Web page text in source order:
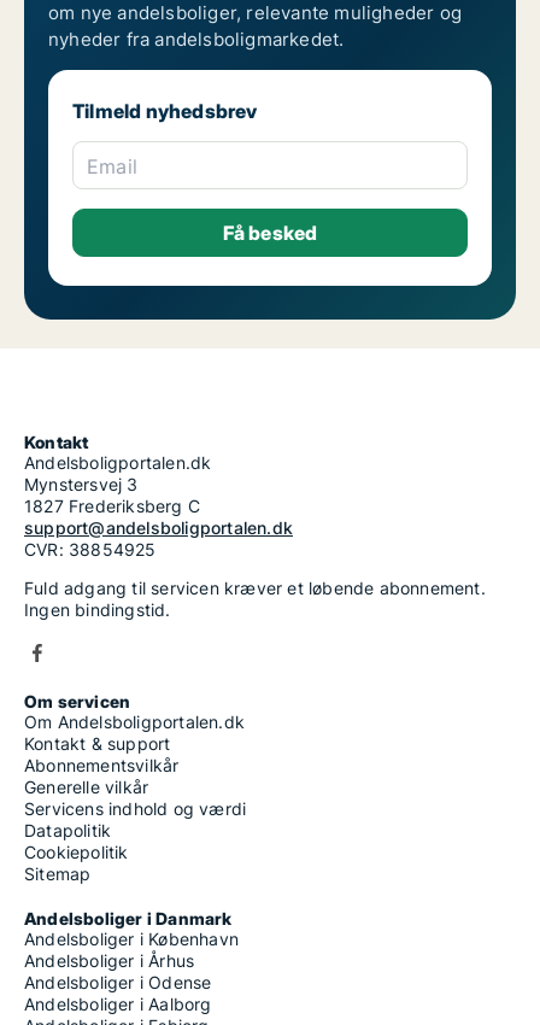
om nye andelsboliger, relevante muligheder og
nyheder fra andelsboligmarkedet.
Tilmeld nyhedsbrev
Email
Kontakt
Andelsboligportalen.dk
Mynstersvej 3
1827 Frederiksberg C
support@andelsboligportalen.dk
CVR: 38854925
Fuld adgang til servicen kræver et løbende abonnement.
Ingen bindingstid.
Om servicen
Om Andelsboligportalen.dk
Kontakt & support
Abonnementsvilkår
Generelle vilkår
Servicens indhold og værdi
Datapolitik
Cookiepolitik
Sitemap
Andelsboliger i Danmark
Andelsboliger i København
Andelsboliger i Århus
Andelsboliger i Odense
Andelsboliger i Aalborg